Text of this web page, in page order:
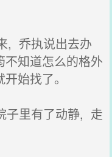
, 乔执说出去办
知道怎么的格外
始找了。
里有了动静, 走